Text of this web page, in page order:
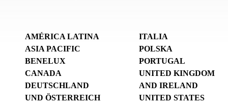
AMÉRICA LATINA
ASIA PACIFIC
BENELUX
CANADA
DEUTSCHLAND
UND ÖSTERREICH
ITALIA
POLSKA
PORTUGAL
UNITED KINGDOM
AND IRELAND
UNITED STATES